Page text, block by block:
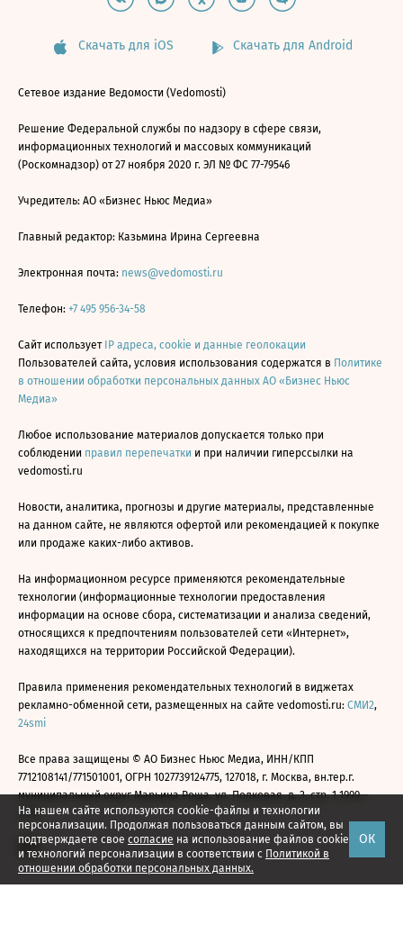
На нашем сайте используются cookie-файлы и технологии
персонализации. Продолжая пользоваться данным сайтом, вы
подтверждаете свое согласие на использование файлов cookie
и технологий персонализации в соответствии с Политикой в
отношении обработки персональных данных.
ОК
Скачать для iOS Скачать для Android
Сетевое издание Ведомости (Vedomosti)
Решение Федеральной службы по надзору в сфере связи,
информационных технологий и массовых коммуникаций
(Роскомнадзор) от 27 ноября 2020 г. ЭЛ № ФС 77-79546
Учредитель: АО «Бизнес Ньюс Медиа»
Главный редактор: Казьмина Ирина Сергеевна
Электронная почта: news@vedomosti.ru
Телефон: +7 495 956-34-58
Сайт использует IP адреса, cookie и данные геолокации
Пользователей сайта, условия использования содержатся в Политике
в отношении обработки персональных данных АО «Бизнес Ньюс
Медиа»
Любое использование материалов допускается только при
соблюдении правил перепечатки и при наличии гиперссылки на
vedomosti.ru
Новости, аналитика, прогнозы и другие материалы, представленные
на данном сайте, не являются офертой или рекомендацией к покупке
или продаже каких-либо активов.
На информационном ресурсе применяются рекомендательные
технологии (информационные технологии предоставления
информации на основе сбора, систематизации и анализа сведений,
относящихся к предпочтениям пользователей сети «Интернет»,
находящихся на территории Российской Федерации).
Правила применения рекомендательных технологий в виджетах
рекламно-обменной сети, размещенных на сайте vedomosti.ru: СМИ2,
24smi
Все права защищены © АО Бизнес Ньюс Медиа, ИНН/КПП
7712108141/771501001, ОГРН 1027739124775, 127018, г. Москва, вн.тер.г.
муниципальный округ Марьина Роща, ул. Полковая, д. 3, стр. 1 1999—
2026